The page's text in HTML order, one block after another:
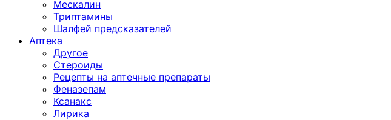
Мескалин
Триптамины
Шалфей предсказателей
Аптека
Другое
Стероиды
Рецепты на аптечные препараты
Феназепам
Ксанакс
Лирика